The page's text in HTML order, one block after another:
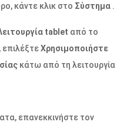
κάντε κλικ στο Σύστημα .
tablet από το
επιλέξτεΧρησιμοποιήστε
κάτω από τη λειτουργία
επανεκκινήστε τον